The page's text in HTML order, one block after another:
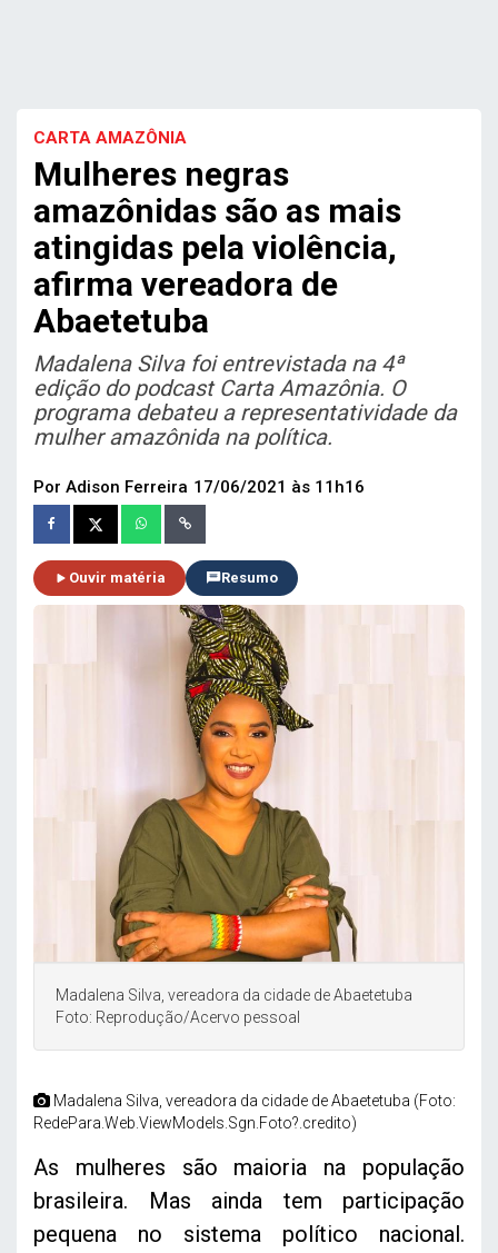
CARTA AMAZÔNIA
Mulheres negras
amazônidas são as mais
atingidas pela violência,
afirma vereadora de
Abaetetuba
Madalena Silva foi entrevistada na 4ª
edição do podcast Carta Amazônia. O
programa debateu a representatividade da
mulher amazônida na política.
Por Adison Ferreira 17/06/2021 às 11h16
Ouvir matéria Resumo
Madalena Silva, vereadora da cidade de Abaetetuba
Foto: Reprodução/Acervo pessoal
Madalena Silva, vereadora da cidade de Abaetetuba (Foto:
RedePara.Web.ViewModels.Sgn.Foto?.credito)
As mulheres são maioria na população
brasileira. Mas ainda tem participação
pequena no sistema político nacional.